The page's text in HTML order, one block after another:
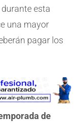
durante esta
una mayor
pagar los
de